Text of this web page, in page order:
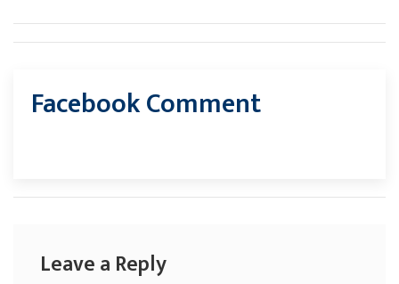
Facebook Comment
Leave a Reply